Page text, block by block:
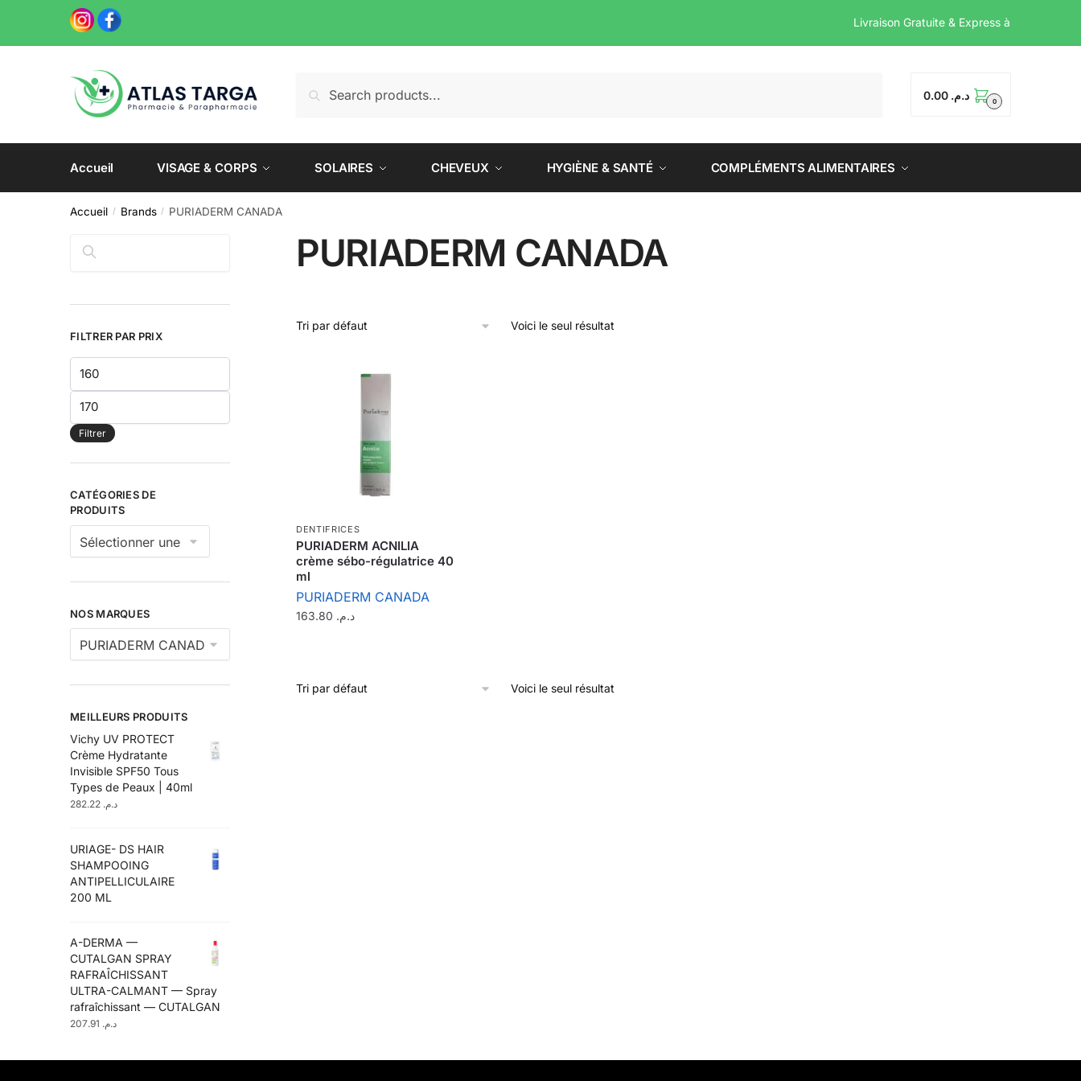
navigation
content
Livraison Gratuite &
pour :
د.م. 0.00 0
Accueil VISAGE & CORPS SOLAIRES CHEVEUX HYGIÈNE & SANTÉ COMPLÉMENTS ALIMENTAIRES
Accueil / Brands / PURIADERM CANADA
PURIADERM CANADA
Voici le seul résultat
DENTIFRICES
PURIADERM ACNILIA
crème sébo-régulatrice 40
ml
PURIADERM CANADA
د.م.
Voici le seul résultat
Rechercher
FILTRER PAR PRIX
Prix
min
Prix
max
Filtrer
CATÉGORIES DE
PRODUITS
NOS MARQUES
MEILLEURS PRODUITS
Vichy UV PROTECT
Crème Hydratante
Invisible SPF50 Tous
Types de Peaux | 40ml
د.م.
URIAGE- DS HAIR
SHAMPOOING
ANTIPELLICULAIRE
200 ML
A-DERMA —
CUTALGAN SPRAY
RAFRAÎCHISSANT
ULTRA-CALMANT — Spray
rafraîchissant — CUTALGAN
د.م.